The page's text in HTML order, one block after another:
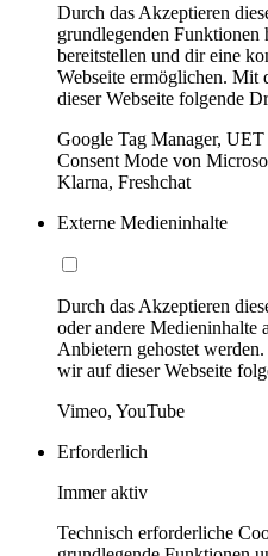
Durch das Akzeptieren
grundlegenden Funktionen
bereitstellen und dir eine
Webseite ermöglichen.
dieser Webseite folgende
Google Tag Manager,
Consent Mode von
Klarna, Freshchat
Externe Medieninhalte
Durch das Akzeptieren
oder andere Medieninhalte
Anbietern gehostet
wir auf dieser Webseite
Vimeo, YouTube
Erforderlich
Immer aktiv
Technisch erforderliche